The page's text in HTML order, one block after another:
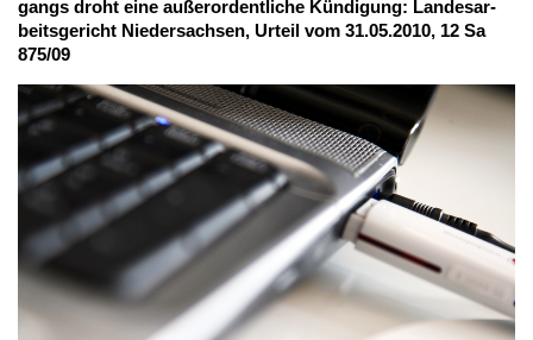
gangs droht ei­ne au­ßer­or­dent­li­che Kün­di­gung: Lan­des­ar­
beits­ge­richt Nie­der­sach­sen, Ur­teil vom 31.05.2010, 12 Sa
875/09